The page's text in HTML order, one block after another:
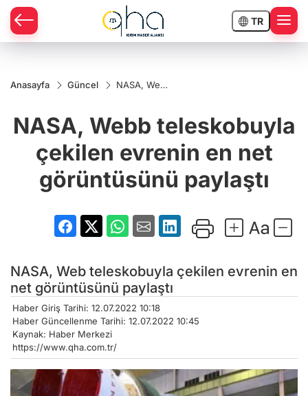
TR
Anasayfa Güncel
NASA, Webb
evrenin en
net
paylaştı
NASA, Webb teleskobuyla
çekilen evrenin en net
görüntüsünü paylaştı
NASA, Web teleskobuyla çekilen evrenin en
net görüntüsünü paylaştı
Haber Giriş Tarihi: 12.07.2022 10:18
Haber Güncellenme Tarihi: 12.07.2022 10:45
Kaynak: Haber Merkezi
https://www.qha.com.tr/